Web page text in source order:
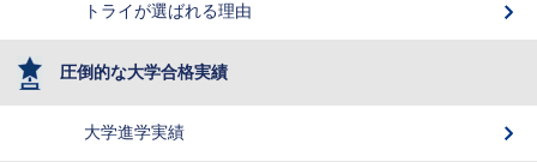
トライが選ばれる理由
圧倒的な大学合格実績
大学進学実績